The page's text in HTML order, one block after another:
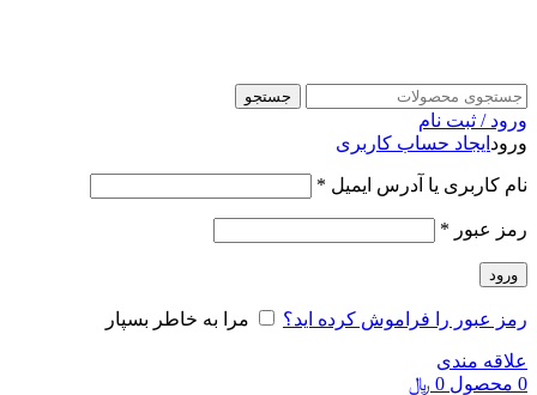
جستجو
ورود / ثبت نام
ورود ایجاد حساب کاربری
نام کاربری یا آدرس ایمیل *
رمز عبور *
ورود
رمز عبور را فراموش کرده اید؟ مرا به خاطر بسپار
علاقه مندی
0 محصول 0 ﷼